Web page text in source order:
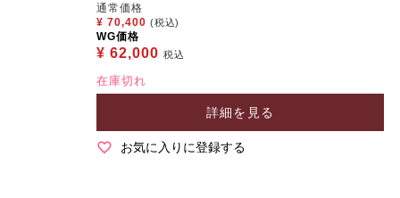
通常価格
¥ 70,400 (税込)
WG価格
¥ 62,000 税込
在庫切れ
詳細を見る
お気に入りに登録する